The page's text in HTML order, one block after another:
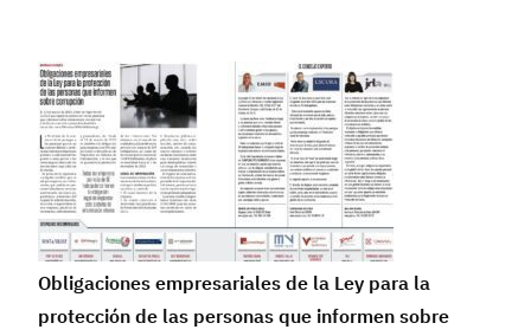
Obligaciones empresariales de la Ley para la
protección de las personas que informen sobre